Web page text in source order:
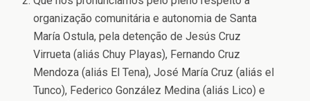
organização comunitária e autonomia de Santa
María Ostula, pela detenção de Jesús Cruz
Virrueta (aliás Chuy Playas), Fernando Cruz
Mendoza (aliás El Tena), José María Cruz (aliás el
Tunco), Federico González Medina (aliás Lico) e